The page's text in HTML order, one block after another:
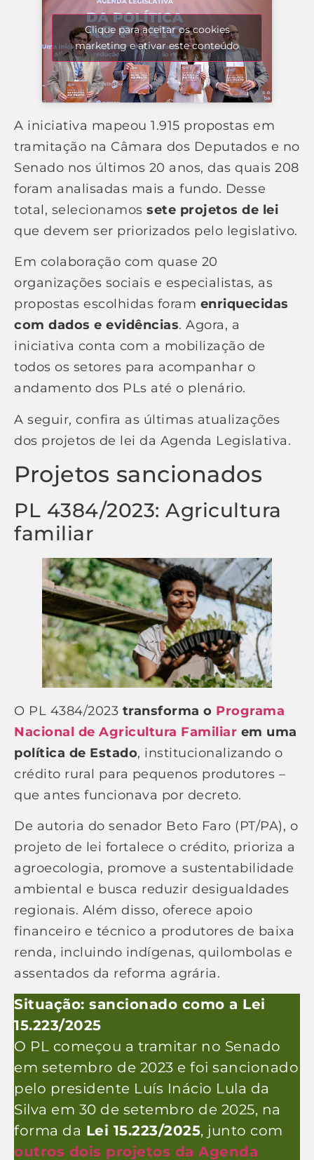
Clique para aceitar os cookies
marketing e ativar este conteúdo
A iniciativa mapeou 1.915 propostas em
tramitação na Câmara dos Deputados e no
Senado nos últimos 20 anos, das quais 208
foram analisadas mais a fundo. Desse
total, selecionamos sete projetos de lei
que devem ser priorizados pelo legislativo.
Em colaboração com quase 20
organizações sociais e especialistas, as
propostas escolhidas foram enriquecidas
com dados e evidências. Agora, a
iniciativa conta com a mobilização de
todos os setores para acompanhar o
andamento dos PLs até o plenário.
A seguir, confira as últimas atualizações
dos projetos de lei da Agenda Legislativa.
Projetos sancionados
PL 4384/2023: Agricultura
familiar
O PL 4384/2023 transforma o Programa
Nacional de Agricultura Familiar em uma
política de Estado, institucionalizando o
crédito rural para pequenos produtores –
que antes funcionava por decreto.
De autoria do senador Beto Faro (PT/PA), o
projeto de lei fortalece o crédito, prioriza a
agroecologia, promove a sustentabilidade
ambiental e busca reduzir desigualdades
regionais. Além disso, oferece apoio
financeiro e técnico a produtores de baixa
renda, incluindo indígenas, quilombolas e
assentados da reforma agrária.
Situação: sancionado como a Lei
15.223/2025
O PL começou a tramitar no Senado
em setembro de 2023 e foi sancionado
pelo presidente Luís Inácio Lula da
Silva em 30 de setembro de 2025, na
forma da Lei 15.223/2025, junto com
outros dois projetos da Agenda